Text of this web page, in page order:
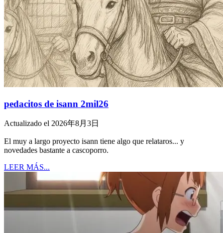
pedacitos de isann 2mil26
Actualizado el 2026年8月3日
El muy a largo proyecto isann tiene algo que relataros... y
novedades bastante a cascoporro.
LEER MÁS...